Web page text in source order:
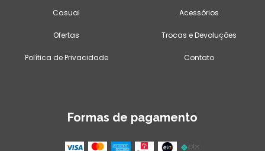
Casual Acessórios
Ofertas Trocas e Devoluções
Política de Privacidade Contato
Formas de pagamento